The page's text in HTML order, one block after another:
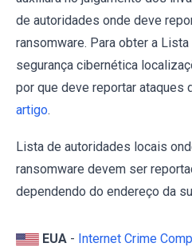
de autoridades onde deve
ransomware. Para obter a
segurança cibernética
por que deve reportar ataques
artigo.
Lista de autoridades locais
ransomware devem ser
dependendo do endereço da
EUA - Internet Crime